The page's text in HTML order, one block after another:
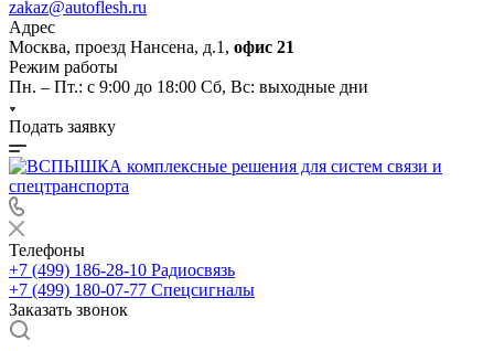
zakaz@autoflesh.ru
Адрес
Москва, проезд Нансена, д.1, офис 21
Режим работы
Пн. – Пт.: с 9:00 до 18:00 Cб, Вс: выходные дни
Подать заявку
Телефоны
+7 (499) 186-28-10 Радиосвязь
+7 (499) 180-07-77 Спецсигналы
Заказать звонок